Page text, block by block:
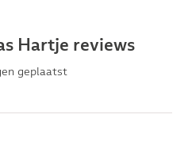
Hartje reviews
geplaatst